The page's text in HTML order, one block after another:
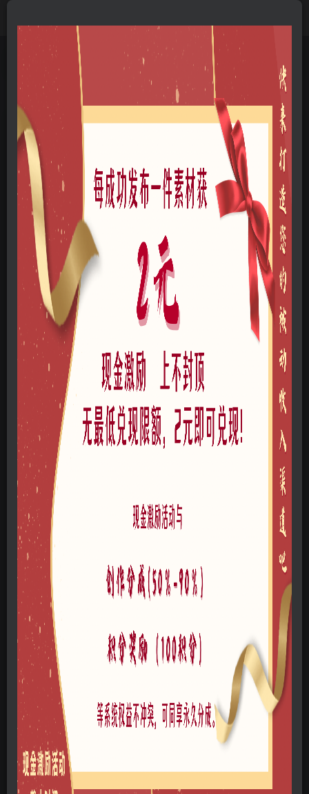
首页 B-方案文本 B0111-美丽乡村 正文
湖北省枝江市乡村振兴战略规划
我是一名景观设计师
关注 私信
5